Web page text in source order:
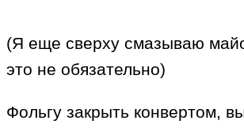
(Я еще сверху смазываю
это не обязательно)
Фольгу закрыть конвертом,